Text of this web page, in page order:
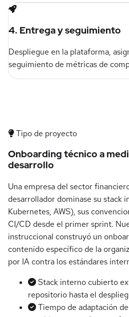
4. Entrega y seguimiento
Despliegue en la plataforma,
seguimiento de métricas de
Tipo de proyecto
Onboarding técnico a
desarrollo
Una empresa del sector
desarrollador dominase su stack
Kubernetes, AWS), sus
CI/CD desde el primer sprint.
instruccional construyó un
contenido específico de la
por IA contra los estándares
Stack interno cubierto
repositorio hasta el
Tiempo de adaptación